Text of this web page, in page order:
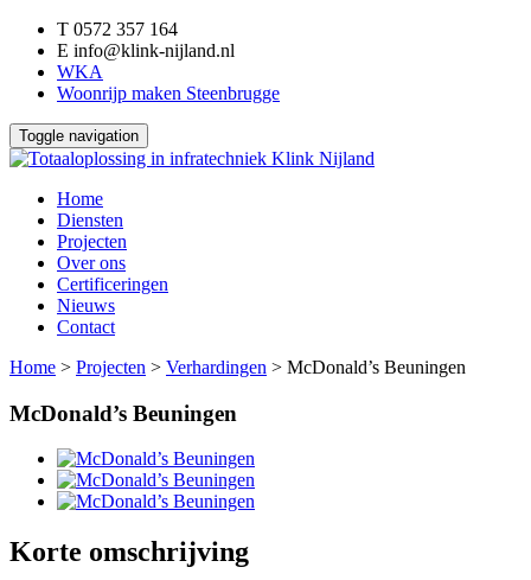
T 0572 357 164
E info@klink-nijland.nl
WKA
Woonrijp maken Steenbrugge
Toggle navigation
Home
Diensten
Projecten
Over ons
Certificeringen
Nieuws
Contact
Home > Projecten > Verhardingen > McDonald’s Beuningen
McDonald’s Beuningen
Korte omschrijving